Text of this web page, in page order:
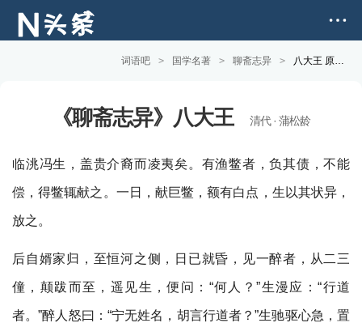
词语吧 > 国学名著 > 聊斋志异 > 八大王 原文版
《聊斋志异》八大王 清代 · 蒲松龄
临洮冯生，盖贵介裔而凌夷矣。有渔鳖者，负其债，不能
偿，得鳖辄献之。一日，献巨鳖，额有白点，生以其状异，
放之。
后自婿家归，至恒河之侧，日已就昏，见一醉者，从二三
僮，颠跋而至，遥见生，便问：“何人？”生漫应：“行道
者。”醉人怒曰：“宁无姓名，胡言行道者？”生驰驱心急，置